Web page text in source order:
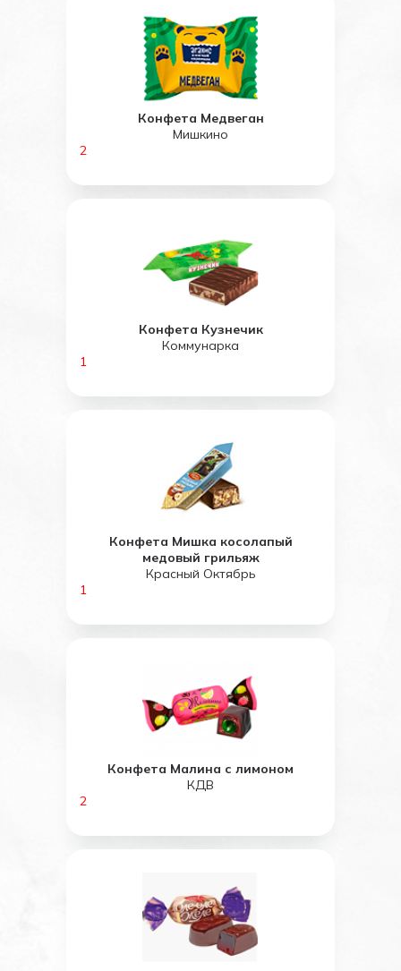
Конфета Медвеган
Мишкино
2
Конфета Кузнечик
Коммунарка
1
Конфета Мишка косолапый
медовый грильяж
Красный Октябрь
1
Конфета Малина с лимоном
КДВ
2